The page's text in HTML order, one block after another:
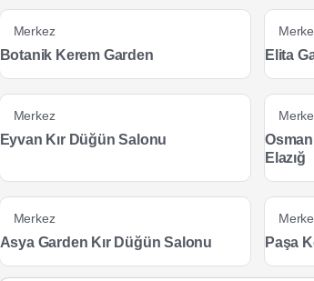
Merkez
Botanik Kerem Garden Elita
Merkez
Eyvan Kır Düğün Salonu
Elazığ
Merkez
Asya Garden Kır Düğün Salonu Paşa